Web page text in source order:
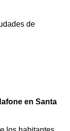
de
en Santa